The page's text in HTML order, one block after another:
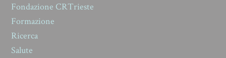
Fondazione CRTrieste
Formazione
Ricerca
Salute